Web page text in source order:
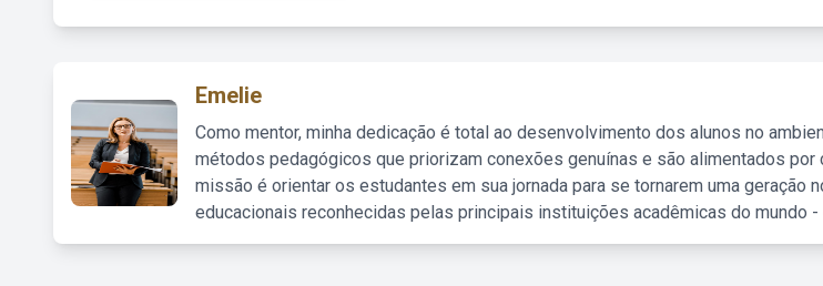
Emelie
Como mentor, minha dedicação é total ao desenvolvimento dos alunos no
métodos pedagógicos que priorizam conexões genuínas e são alimentados por
missão é orientar os estudantes em sua jornada para se tornarem uma geração
educacionais reconhecidas pelas principais instituições acadêmicas do mundo -